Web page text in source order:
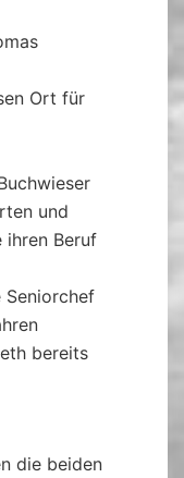
Ort für
und
ihren Beruf
bereits
die beiden